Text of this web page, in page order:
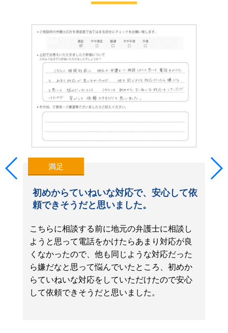
初めからていねいな対応で、安心して依
頼できそうだと思いました。
こちらに相談する前に地元の弁護士に相談し
ようと思って電話をかけたらあまり対応が良
くなかったので、他も同じような対応だった
ら嫌だなと思って悩んでいたところ、初めか
らていねいな対応をしていただけたので安心
して依頼できそうだと思いました。
満足